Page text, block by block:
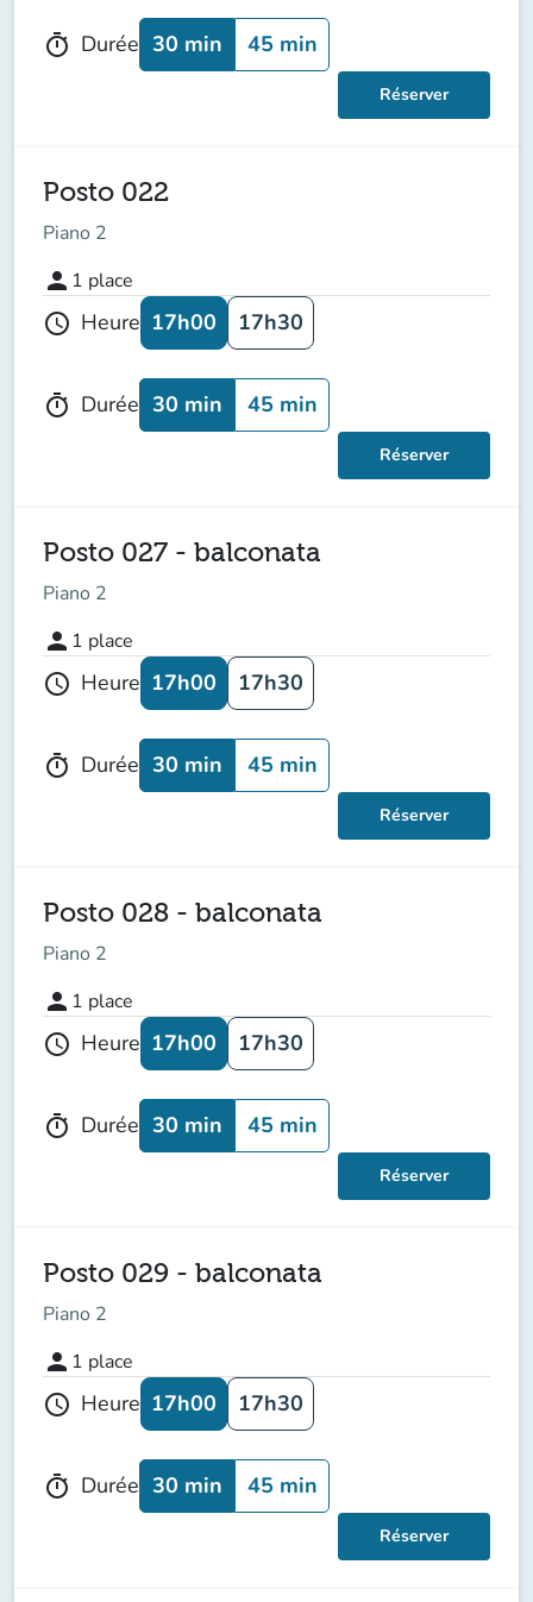
timer Durée 30 min 45 min
Réserver
Posto 022
Piano 2
person 1 place
schedule Heure 17h00 17h30
timer Durée 30 min 45 min
Réserver
Posto 027 - balconata
Piano 2
person 1 place
schedule Heure 17h00 17h30
timer Durée 30 min 45 min
Réserver
Posto 028 - balconata
Piano 2
person 1 place
schedule Heure 17h00 17h30
timer Durée 30 min 45 min
Réserver
Posto 029 - balconata
Piano 2
person 1 place
schedule Heure 17h00 17h30
timer Durée 30 min 45 min
Réserver